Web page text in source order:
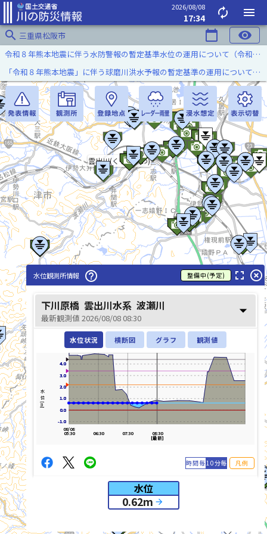
2026/08/08
17:34 autorenew
menu
search 三重県松阪市 calendar_today visibility
雲出川(くもずがわ)
櫛田川(くしだがわ)
令和８年熊本地震に伴う水防警報の暫定基準水位の運用について（令和８年８月７日）
「令和８年熊本地震」に伴う球磨川洪水予報の暫定基準の運用について（令和８年８月５日）
水位観測所情報 help_outline 整備中(予定) fullscreen highlight_off
下川原橋 雲出川水系 波瀬川
最新観測値 2026/08/08 08:30 arrow_drop_down
水位状況 横断図 グラフ 観測値
-1.0
0.0
1.0
2.0
3.0
4.0
水位[m]
-1.0
0.0
1.0
2.0
3.0
4.0
08:30
[最新]
07:30
06:30
08/08
05:30
時間毎10分毎 凡例
水位
0.62m arrow_forward